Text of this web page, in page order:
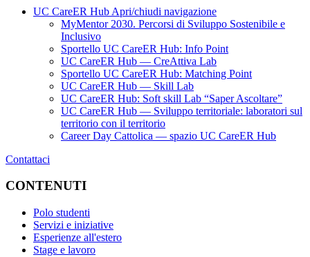
UC CareER Hub Apri/chiudi navigazione
MyMentor 2030. Percorsi di Sviluppo Sostenibile e
Inclusivo
Sportello UC CareER Hub: Info Point
UC CareER Hub — CreAttiva Lab
Sportello UC CareER Hub: Matching Point
UC CareER Hub — Skill Lab
UC CareER Hub: Soft skill Lab “Saper Ascoltare”
UC CareER Hub — Sviluppo territoriale: laboratori sul
territorio con il territorio
Career Day Cattolica — spazio UC CareER Hub
Contattaci
CONTENUTI
Polo studenti
Servizi e iniziative
Esperienze all'estero
Stage e lavoro